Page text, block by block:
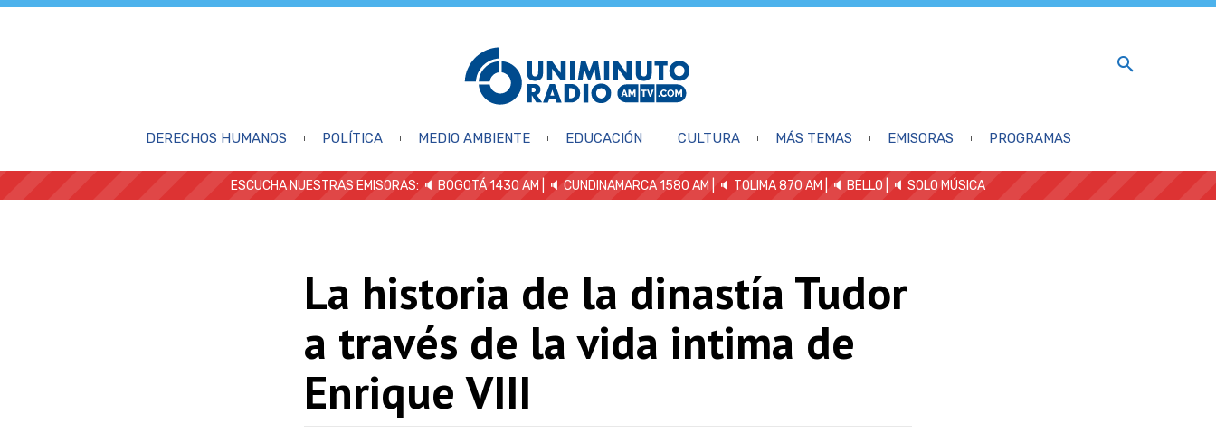
DERECHOS HUMANOS POLÍTICA MEDIO AMBIENTE EDUCACIÓN CULTURA MÁS TEMAS EMISORAS PROGRAMAS
ESCUCHA NUESTRAS EMISORAS: 🔈 BOGOTÁ 1430 AM | 🔈 CUNDINAMARCA 1580 AM | 🔈 TOLIMA 870 AM | 🔈 BELLO 🔈 SOLO MÚSICA
La historia de la dinastía Tudor
a través de la vida intima de
Enrique VIII